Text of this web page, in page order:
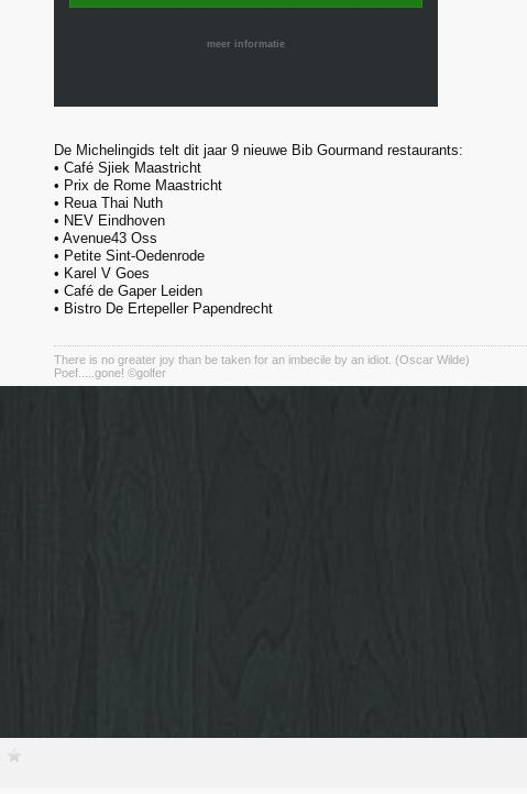
meer informatie
De Michelingids telt dit jaar 9 nieuwe Bib Gourmand restaurants:
• Café Sjiek Maastricht
• Prix de Rome Maastricht
• Reua Thai Nuth
• NEV Eindhoven
• Avenue43 Oss
• Petite Sint-Oedenrode
• Karel V Goes
• Café de Gaper Leiden
• Bistro De Ertepeller Papendrecht
There is no greater joy than be taken for an imbecile by an idiot. (Oscar Wilde)
Poef.....gone! ©golfer